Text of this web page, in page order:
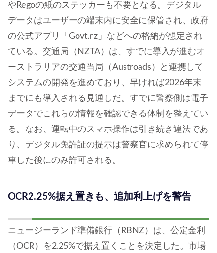
やRegoの紙のステッカーも不要となる。デジタル
データはユーザーの端末内に安全に保管され、政府
の公式アプリ「Govt.nz」などへの格納が想定され
ている。交通局（NZTA）は、すでに導入が進むオ
ーストラリアの交通当局（Austroads）と連携して
システムの開発を進めており、早ければ2026年末
までにも導入される見通しだ。すでに警察側は電子
データでこれらの情報を確認できる体制を整えてい
る。なお、運転中のスマホ操作は引き続き違法であ
り、デジタル免許証の提示は警察官に求められて停
車した後にのみ許可される。
OCR2.25%据え置きも、追加利上げを警告
ニュージーランド準備銀行（RBNZ）は、公定金利
（OCR）を2.25%で据え置くことを決定した。市場